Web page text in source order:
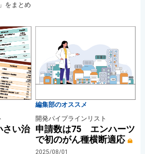
をまとめ
さい治
編集部のオススメ
開発パイプラインリスト
申請数は75 エンハーツ
で初のがん種横断適応
2025/08/01